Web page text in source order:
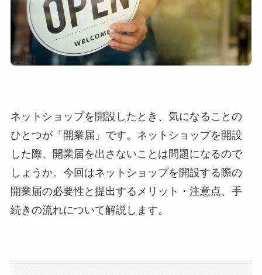
ネットショップを開設したとき、気になることの
ひとつが「開業届」です。ネットショップを開設
した際、開業届を出さないことは問題になるので
しょうか。今回はネットショップを開設する際の
開業届の必要性と提出するメリット・注意点、手
続きの流れについて解説します。